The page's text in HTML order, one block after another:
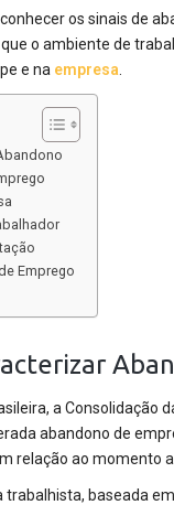
os sinais de
o ambiente de
e na empresa
Emprego
a Consolidação
abandono de
relação ao momento
trabalhista, baseada